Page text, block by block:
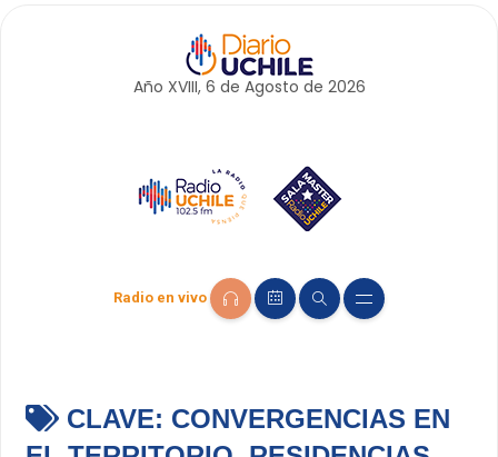
Año XVIII, 6 de Agosto de 2026
Radio en vivo
CLAVE: CONVERGENCIAS EN